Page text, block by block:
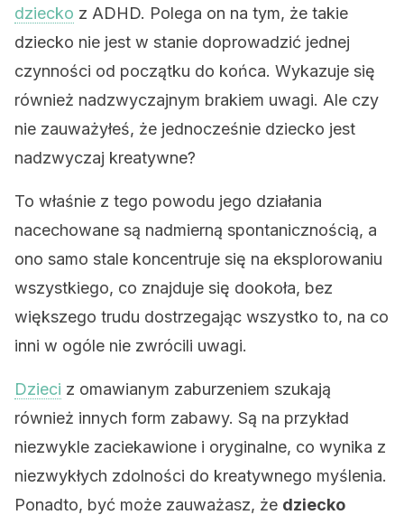
dziecko z ADHD. Polega on na tym, że takie
dziecko nie jest w stanie doprowadzić jednej
czynności od początku do końca. Wykazuje się
również nadzwyczajnym brakiem uwagi. Ale czy
nie zauważyłeś, że jednocześnie dziecko jest
nadzwyczaj kreatywne?
To właśnie z tego powodu jego działania
nacechowane są nadmierną spontanicznością, a
ono samo stale koncentruje się na eksplorowaniu
wszystkiego, co znajduje się dookoła, bez
większego trudu dostrzegając wszystko to, na co
inni w ogóle nie zwrócili uwagi.
Dzieci z omawianym zaburzeniem szukają
również innych form zabawy. Są na przykład
niezwykle zaciekawione i oryginalne, co wynika z
niezwykłych zdolności do kreatywnego myślenia.
Ponadto, być może zauważasz, że dziecko